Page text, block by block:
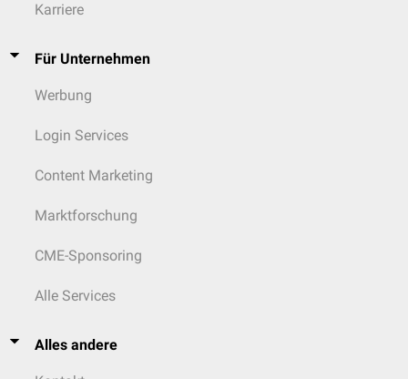
Karriere
Für Unternehmen
Werbung
Login Services
Content Marketing
Marktforschung
CME-Sponsoring
Alle Services
Alles andere